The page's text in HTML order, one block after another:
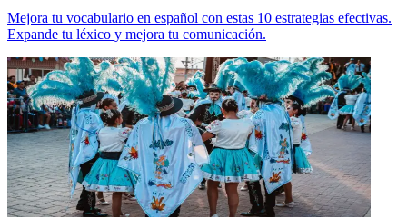
Mejora tu vocabulario en español con estas 10 estrategias efectivas.
Expande tu léxico y mejora tu comunicación.